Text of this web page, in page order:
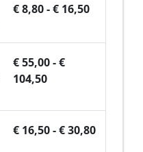
€ 8,80 - € 16,50
€ 55,00 - €
104,50
€ 16,50 - € 30,80